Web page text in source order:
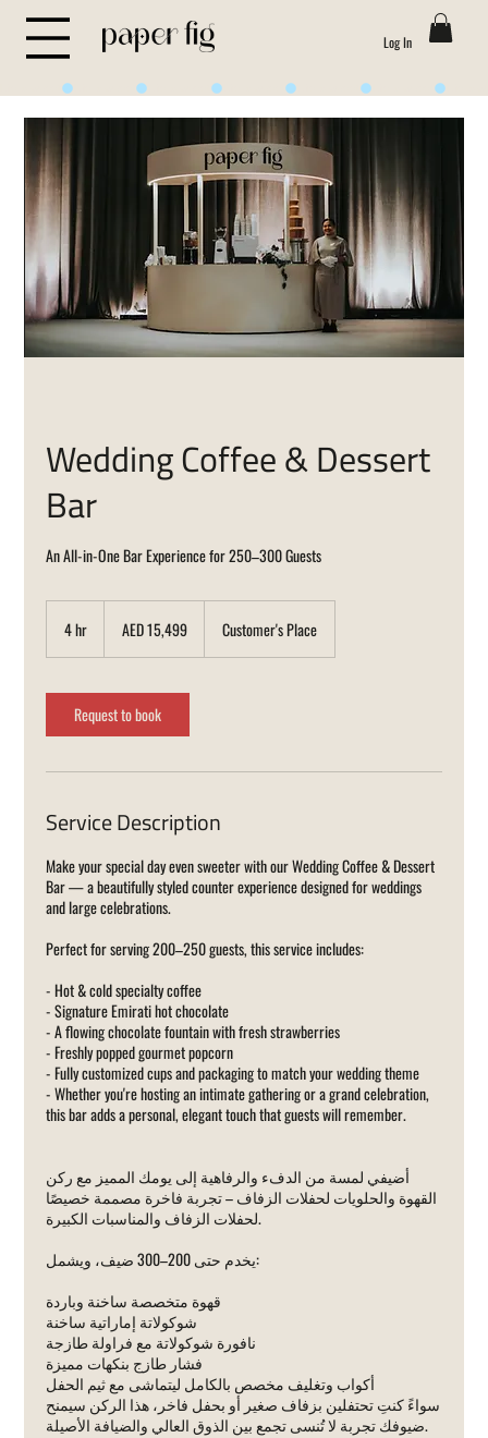
Log In
Wedding Coffee & Dessert
Bar
An All-in-One Bar Experience for 250–300 Guests
4 hr
dirhams
AED 15,499 Customer's Place
Request to book
Service Description
Make your special day even sweeter with our Wedding Coffee & Dessert
Bar — a beautifully styled counter experience designed for weddings
and large celebrations.
Perfect for serving 200–250 guests, this service includes:
- Hot & cold specialty coffee
- Signature Emirati hot chocolate
- A flowing chocolate fountain with fresh strawberries
- Freshly popped gourmet popcorn
- Fully customized cups and packaging to match your wedding theme
- Whether you're hosting an intimate gathering or a grand celebration,
this bar adds a personal, elegant touch that guests will remember.
أضيفي لمسة من الدفء والرفاهية إلى يومك المميز مع ركن
القهوة والحلويات لحفلات الزفاف – تجربة فاخرة مصممة خصيصًا
لحفلات الزفاف والمناسبات الكبيرة.
يخدم حتى 200–300 ضيف، ويشمل:
قهوة متخصصة ساخنة وباردة
شوكولاتة إماراتية ساخنة
نافورة شوكولاتة مع فراولة طازجة
فشار طازج بنكهات مميزة
أكواب وتغليف مخصص بالكامل ليتماشى مع ثيم الحفل
سواءً كنتِ تحتفلين بزفاف صغير أو بحفل فاخر، هذا الركن سيمنح
ضيوفك تجربة لا تُنسى تجمع بين الذوق العالي والضيافة الأصيلة.